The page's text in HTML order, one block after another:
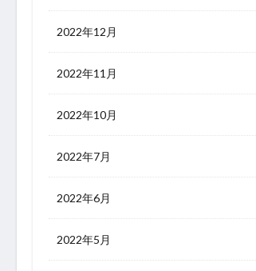
2022年12月
2022年11月
2022年10月
2022年7月
2022年6月
2022年5月